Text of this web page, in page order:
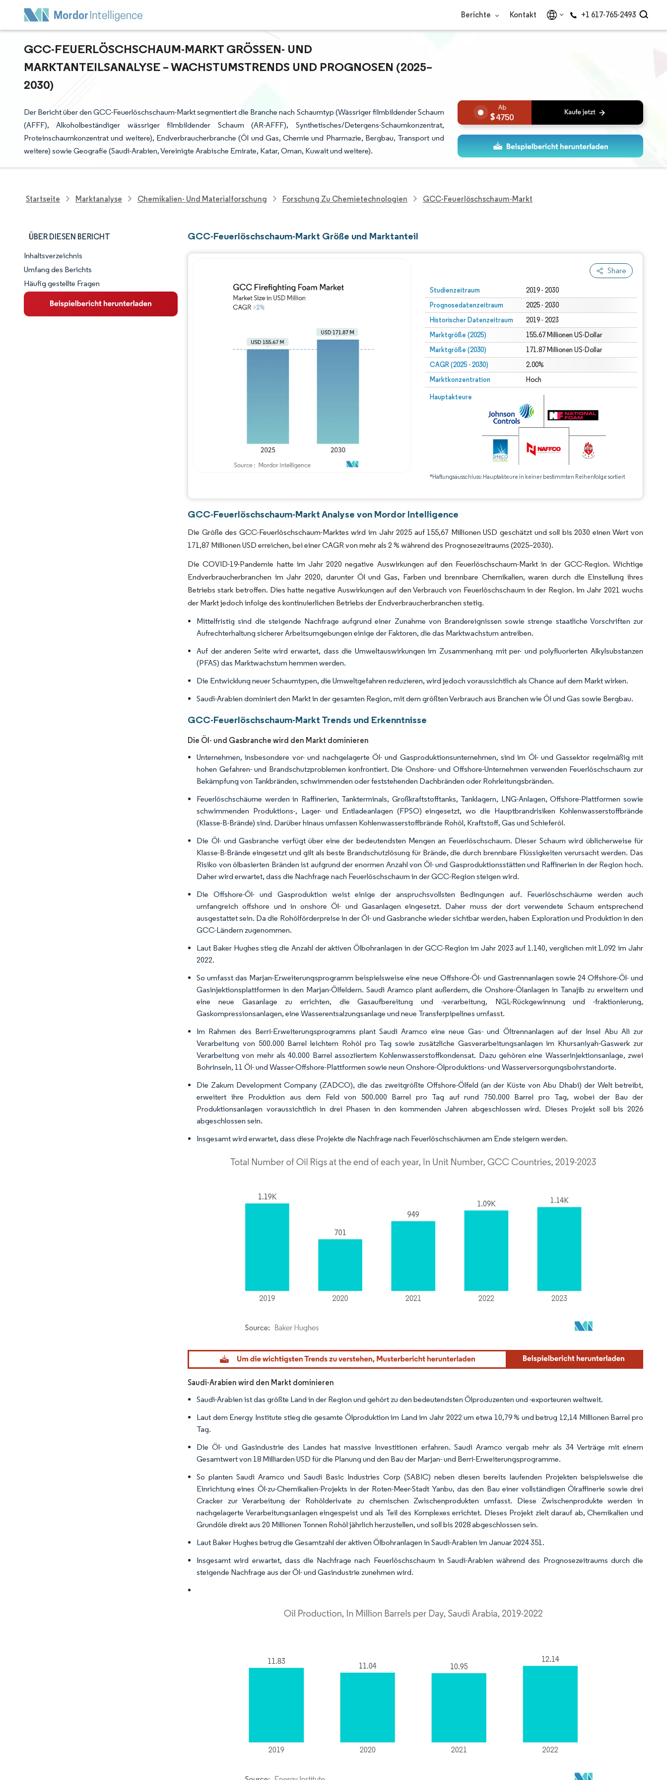
Berichte Kontakt +1 617-765-2493
GCC-FEUERLÖSCHSCHAUM-MARKT GRÖSSEN- UND M
ARKTANTEILSANALYSE – WACHSTUMSTRENDS UND PROGNOSEN (2025–2
030)
Der Bericht über den GCC-Feuerlöschschaum-Markt segmentiert die Branche nach Schaumtyp (Wässriger filmbildender Schaum
(AFFF), Alkoholbeständiger wässriger filmbildender Schaum (AR-AFFF), Synthetisches/Detergens-Schaumkonzentrat,
Proteinschaumkonzentrat und weitere), Endverbraucherbranche (Öl und Gas, Chemie und Pharmazie, Bergbau, Transport und
weitere) sowie Geografie (Saudi-Arabien, Vereinigte Arabische Emirate, Katar, Oman, Kuwait und weitere).
4750
Startseite Marktanalyse Chemikalien- Und Materialforschung Forschung Zu Chemietechnologien GCC-Feuerlöschschaum-Markt
ÜBER DIESEN BERICHT
Marktschnappschuss
Marktübersicht
Wichtige Markttrends
Inhaltsverzeichnis
Umfang des Berichts
Häufig gestellte Fragen
GCC-Feuerlöschschaum-Markt Größe und Marktanteil
Share
Studienzeitraum 2019 - 2030
Prognosedatenzeitraum 2025 - 2030
Historischer Datenzeitraum 2019 - 2023
Marktgröße (2025) 155.67 Millionen US-Dollar
Marktgröße (2030) 171.87 Millionen US-Dollar
CAGR (2025 - 2030) 2.00%
Marktkonzentration Hoch
Hauptakteure
*Haftungsausschluss: Hauptakteure in keiner bestimmten Reihenfolge sortiert
Bild © Mordor Intelligence. Wiederverwendung erfordert Namensnennung gemäß CC BY 4.0.
GCC-Feuerlöschschaum-Markt Analyse von Mordor Intelligence
Die Größe des GCC-Feuerlöschschaum-Marktes wird im Jahr 2025 auf 155,67 Millionen USD geschätzt und soll bis 2030 einen Wert von
171,87 Millionen USD erreichen, bei einer CAGR von mehr als 2 % während des Prognosezeitraums (2025–2030).
Die COVID-19-Pandemie hatte im Jahr 2020 negative Auswirkungen auf den Feuerlöschschaum-Markt in der GCC-Region. Wichtige
Endverbraucherbranchen im Jahr 2020, darunter Öl und Gas, Farben und brennbare Chemikalien, waren durch die Einstellung ihres
Betriebs stark betroffen. Dies hatte negative Auswirkungen auf den Verbrauch von Feuerlöschschaum in der Region. Im Jahr 2021 wuchs
der Markt jedoch infolge des kontinuierlichen Betriebs der Endverbraucherbranchen stetig.
Mittelfristig sind die steigende Nachfrage aufgrund einer Zunahme von Brandereignissen sowie strenge staatliche Vorschriften zur
Aufrechterhaltung sicherer Arbeitsumgebungen einige der Faktoren, die das Marktwachstum antreiben.
Auf der anderen Seite wird erwartet, dass die Umweltauswirkungen im Zusammenhang mit per- und polyfluorierten Alkylsubstanzen
(PFAS) das Marktwachstum hemmen werden.
Die Entwicklung neuer Schaumtypen, die Umweltgefahren reduzieren, wird jedoch voraussichtlich als Chance auf dem Markt wirken.
Saudi-Arabien dominiert den Markt in der gesamten Region, mit dem größten Verbrauch aus Branchen wie Öl und Gas sowie Bergbau.
GCC-Feuerlöschschaum-Markt Trends und Erkenntnisse
Die Öl- und Gasbranche wird den Markt dominieren
Unternehmen, insbesondere vor- und nachgelagerte Öl- und Gasproduktionsunternehmen, sind im Öl- und Gassektor regelmäßig mit
hohen Gefahren- und Brandschutzproblemen konfrontiert. Die Onshore- und Offshore-Unternehmen verwenden Feuerlöschschaum zur
Bekämpfung von Tankbränden, schwimmenden oder feststehenden Dachbränden oder Rohrleitungsbränden.
Feuerlöschschäume werden in Raffinerien, Tankterminals, Großkraftstofftanks, Tanklagern, LNG-Anlagen, Offshore-Plattformen sowie
schwimmenden Produktions-, Lager- und Entladeanlagen (FPSO) eingesetzt, wo die Hauptbrandrisiken Kohlenwasserstoffbrände
(Klasse-B-Brände) sind. Darüber hinaus umfassen Kohlenwasserstoffbrände Rohöl, Kraftstoff, Gas und Schieferöl.
Die Öl- und Gasbranche verfügt über eine der bedeutendsten Mengen an Feuerlöschschaum. Dieser Schaum wird üblicherweise für
Klasse-B-Brände eingesetzt und gilt als beste Brandschutzlösung für Brände, die durch brennbare Flüssigkeiten verursacht werden. Das
Risiko von ölbasierten Bränden ist aufgrund der enormen Anzahl von Öl- und Gasproduktionsstätten und Raffinerien in der Region hoch.
Daher wird erwartet, dass die Nachfrage nach Feuerlöschschaum in der GCC-Region steigen wird.
Die Offshore-Öl- und Gasproduktion weist einige der anspruchsvollsten Bedingungen auf. Feuerlöschschäume werden auch
umfangreich offshore und in onshore Öl- und Gasanlagen eingesetzt. Daher muss der dort verwendete Schaum entsprechend
ausgestattet sein. Da die Rohölförderpreise in der Öl- und Gasbranche wieder sichtbar werden, haben Exploration und Produktion in den
GCC-Ländern zugenommen.
Laut Baker Hughes stieg die Anzahl der aktiven Ölbohranlagen in der GCC-Region im Jahr 2023 auf 1.140, verglichen mit 1.092 im Jahr
2022.
So umfasst das Marjan-Erweiterungsprogramm beispielsweise eine neue Offshore-Öl- und Gastrennanlagen sowie 24 Offshore-Öl- und
Gasinjektionsplattformen in den Marjan-Ölfeldern. Saudi Aramco plant außerdem, die Onshore-Ölanlagen in Tanajib zu erweitern und
eine neue Gasanlage zu errichten, die Gasaufbereitung und -verarbeitung, NGL-Rückgewinnung und -fraktionierung,
Gaskompressionsanlagen, eine Wasserentsalzungsanlage und neue Transferpipelines umfasst.
Im Rahmen des Berri-Erweiterungsprogramms plant Saudi Aramco eine neue Gas- und Öltrennanlagen auf der Insel Abu Ali zur
Verarbeitung von 500.000 Barrel leichtem Rohöl pro Tag sowie zusätzliche Gasverarbeitungsanlagen im Khursaniyah-Gaswerk zur
Verarbeitung von mehr als 40.000 Barrel assoziiertem Kohlenwasserstoffkondensat. Dazu gehören eine Wasserinjektionsanlage, zwei
Bohrinseln, 11 Öl- und Wasser-Offshore-Plattformen sowie neun Onshore-Ölproduktions- und Wasserversorgungsbohrstandorte.
Die Zakum Development Company (ZADCO), die das zweitgrößte Offshore-Ölfeld (an der Küste von Abu Dhabi) der Welt betreibt,
erweitert ihre Produktion aus dem Feld von 500.000 Barrel pro Tag auf rund 750.000 Barrel pro Tag, wobei der Bau der
Produktionsanlagen voraussichtlich in drei Phasen in den kommenden Jahren abgeschlossen wird. Dieses Projekt soll bis 2026
abgeschlossen sein.
Insgesamt wird erwartet, dass diese Projekte die Nachfrage nach Feuerlöschschäumen am Ende steigern werden.
Bild © Mordor Intelligence. Wiederverwendung erfordert Namensnennung gemäß CC BY 4.0.
Saudi-Arabien wird den Markt dominieren
Saudi-Arabien ist das größte Land in der Region und gehört zu den bedeutendsten Ölproduzenten und -exporteuren weltweit.
Laut dem Energy Institute stieg die gesamte Ölproduktion im Land im Jahr 2022 um etwa 10,79 % und betrug 12,14 Millionen Barrel pro
Tag.
Die Öl- und Gasindustrie des Landes hat massive Investitionen erfahren. Saudi Aramco vergab mehr als 34 Verträge mit einem
Gesamtwert von 18 Milliarden USD für die Planung und den Bau der Marjan- und Berri-Erweiterungsprogramme.
So planten Saudi Aramco und Saudi Basic Industries Corp (SABIC) neben diesen bereits laufenden Projekten beispielsweise die
Einrichtung eines Öl-zu-Chemikalien-Projekts in der Roten-Meer-Stadt Yanbu, das den Bau einer vollständigen Ölraffinerie sowie drei
Cracker zur Verarbeitung der Rohölderivate zu chemischen Zwischenprodukten umfasst. Diese Zwischenprodukte werden in
nachgelagerte Verarbeitungsanlagen eingespeist und als Teil des Komplexes errichtet. Dieses Projekt zielt darauf ab, Chemikalien und
Grundöle direkt aus 20 Millionen Tonnen Rohöl jährlich herzustellen, und soll bis 2028 abgeschlossen sein.
Laut Baker Hughes betrug die Gesamtzahl der aktiven Ölbohranlagen in Saudi-Arabien im Januar 2024 351.
Insgesamt wird erwartet, dass die Nachfrage nach Feuerlöschschaum in Saudi-Arabien während des Prognosezeitraums durch die
steigende Nachfrage aus der Öl- und Gasindustrie zunehmen wird.